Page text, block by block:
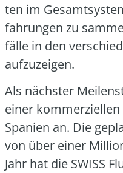
ten im
fah­run­gen zu
fäl­le in den
auf­zu­zei­gen.
Als nächs­ter
einer
Spa­ni­en an. Die
von über einer
Jahr hat die SWISS